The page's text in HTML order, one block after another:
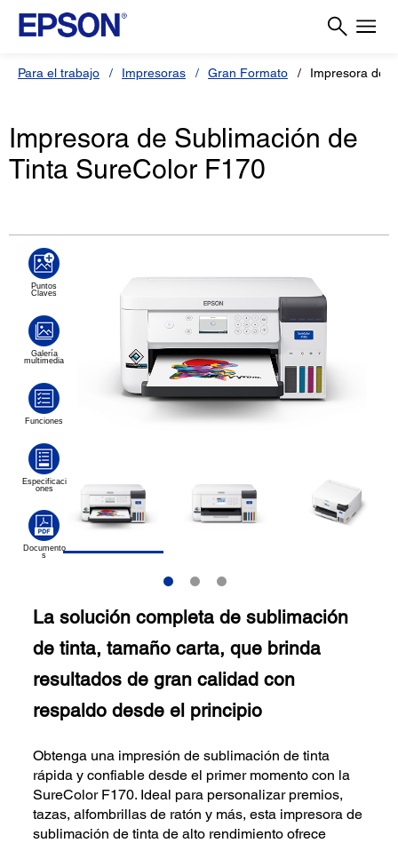
Para el trabajo Impresoras Gran Formato Impresora de
Impresora de Sublimación de
Tinta SureColor F170
La solución completa de sublimación
de tinta, tamaño carta, que brinda
resultados de gran calidad con
respaldo desde el principio
Obtenga una impresión de sublimación de tinta
rápida y confiable desde el primer momento con la
SureColor F170. Ideal para personalizar premios,
tazas, alfombrillas de ratón y más, esta impresora de
sublimación de tinta de alto rendimiento ofrece